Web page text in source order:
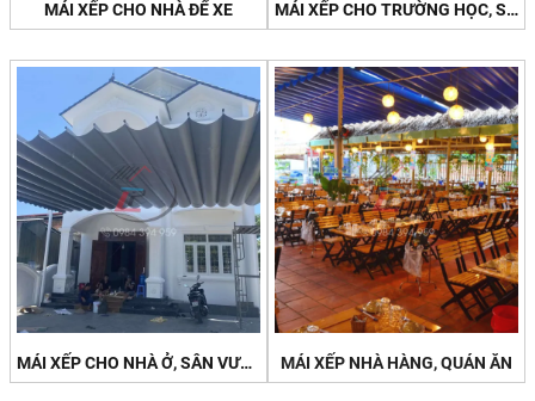
MÁI XẾP CHO NHÀ ĐỂ XE MÁI XẾP CHO TRƯỜNG HỌC, SÂN CHƠI
MÁI XẾP CHO NHÀ Ở, SÂN VƯỜN MÁI XẾP NHÀ HÀNG, QUÁN ĂN